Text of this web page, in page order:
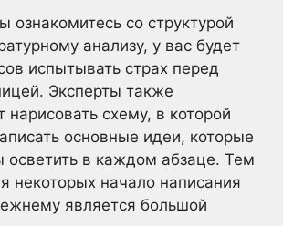
ознакомитесь со структурой
анализу, у вас будет
испытывать страх перед
Эксперты также
нарисовать схему, в которой
основные идеи, которые
осветить в каждом абзаце. Тем
некоторых начало написания
является большой